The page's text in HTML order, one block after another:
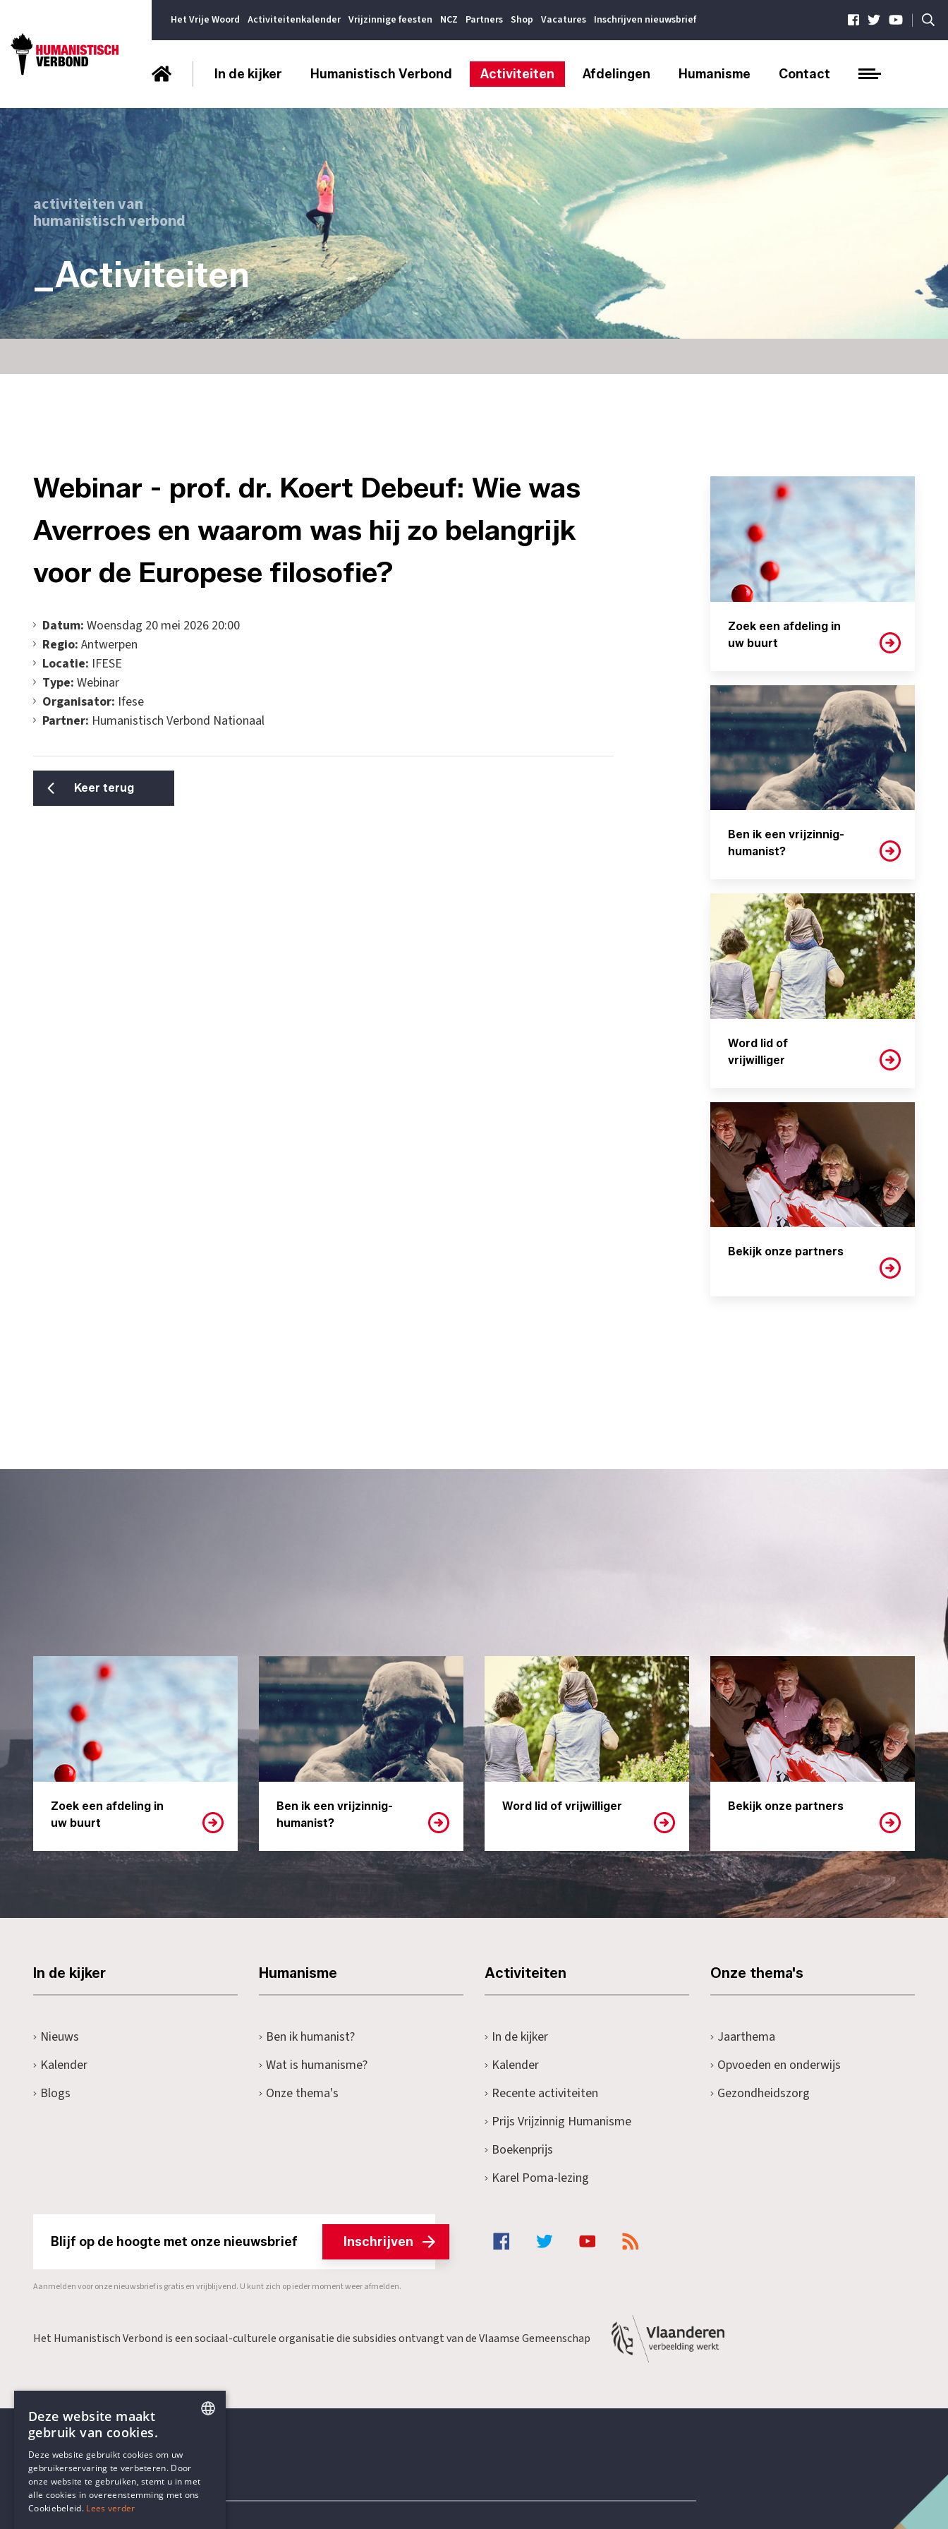
Het Vrije Woord Activiteitenkalender Vrijzinnige feesten NCZ Partners Shop Vacatures Inschrijven nieuwsbrief |
In de kijker Humanistisch Verbond Activiteiten Afdelingen Humanisme Contact
activiteiten van
humanistisch verbond
_Activiteiten
Webinar - prof. dr. Koert Debeuf: Wie was
Averroes en waarom was hij zo belangrijk
voor de Europese filosofie?
Datum: Woensdag 20 mei 2026 20:00
Regio: Antwerpen
Locatie: IFESE
Type: Webinar
Organisator: Ifese
Partner: Humanistisch Verbond Nationaal
Keer terug
Zoek een afdeling in
uw buurt
Ben ik een vrijzinnig-
humanist?
Word lid of
vrijwilliger
Bekijk onze partners
Zoek een afdeling in
uw buurt
Ben ik een vrijzinnig-
humanist?
Word lid of vrijwilliger Bekijk onze partners
In de kijker
Nieuws
Kalender
Blogs
Humanisme
Ben ik humanist?
Wat is humanisme?
Onze thema's
Activiteiten
In de kijker
Kalender
Recente activiteiten
Prijs Vrijzinnig Humanisme
Boekenprijs
Karel Poma-lezing
Onze thema's
Jaarthema
Opvoeden en onderwijs
Gezondheidszorg
Blijf op de hoogte met onze nieuwsbrief Inschrijven
Aanmelden voor onze nieuwsbrief is gratis en vrijblijvend. U kunt zich op ieder moment weer afmelden.
Het Humanistisch Verbond is een sociaal-culturele organisatie die subsidies ontvangt van de Vlaamse Gemeenschap
Contactgegevens
DUTCH
Deze website maakt
gebruik van cookies.
Deze website gebruikt cookies om uw
gebruikerservaring te verbeteren. Door
onze website te gebruiken, stemt u in met
alle cookies in overeenstemming met ons
Cookiebeleid. Lees verder